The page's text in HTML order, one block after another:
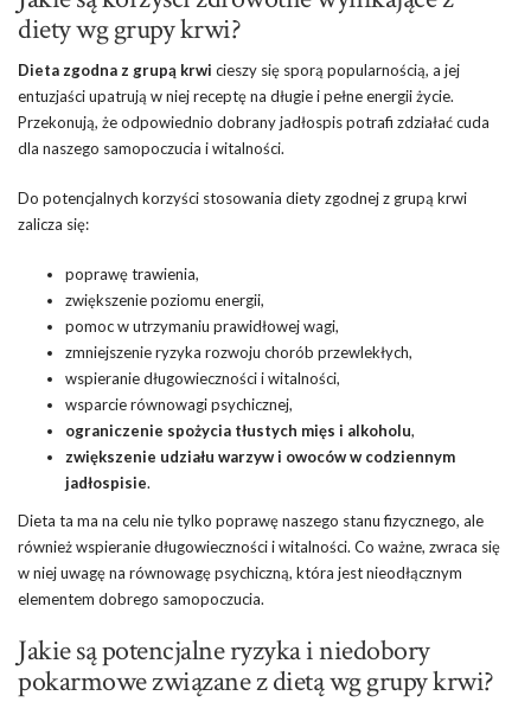
diety wg grupy krwi?
Dieta zgodna z grupą krwi cieszy się sporą popularnością, a jej
entuzjaści upatrują w niej receptę na długie i pełne energii życie.
Przekonują, że odpowiednio dobrany jadłospis potrafi zdziałać cuda
dla naszego samopoczucia i witalności.
Do potencjalnych korzyści stosowania diety zgodnej z grupą krwi
zalicza się:
poprawę trawienia,
zwiększenie poziomu energii,
pomoc w utrzymaniu prawidłowej wagi,
zmniejszenie ryzyka rozwoju chorób przewlekłych,
wspieranie długowieczności i witalności,
wsparcie równowagi psychicznej,
ograniczenie spożycia tłustych mięs i alkoholu,
zwiększenie udziału warzyw i owoców w codziennym
jadłospisie.
Dieta ta ma na celu nie tylko poprawę naszego stanu fizycznego, ale
również wspieranie długowieczności i witalności. Co ważne, zwraca się
w niej uwagę na równowagę psychiczną, która jest nieodłącznym
elementem dobrego samopoczucia.
Jakie są potencjalne ryzyka i niedobory
pokarmowe związane z dietą wg grupy krwi?